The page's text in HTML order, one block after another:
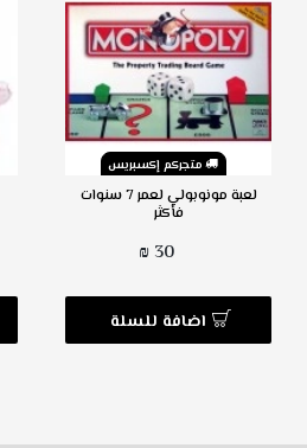
متجركم إكسبريس
لعبة مونوبولي لعمر 7 سنوات
فأكثر
30 ₪
اضافة للسلة